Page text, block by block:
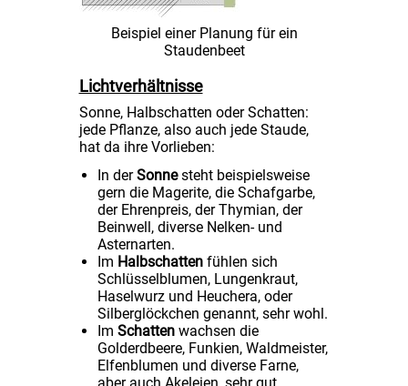
Beispiel einer Planung für ein
Staudenbeet
Lichtverhältnisse
Sonne, Halbschatten oder Schatten:
jede Pflanze, also auch jede Staude,
hat da ihre Vorlieben:
In derSonnesteht beispielsweise
gern die Magerite, die Schafgarbe,
der Ehrenpreis, der Thymian, der
Beinwell, diverse Nelken- und
Asternarten.
Im Halbschattenfühlen sich
Schlüsselblumen, Lungenkraut,
Haselwurz und Heuchera, oder
Silberglöckchen genannt, sehr wohl.
Im Schattenwachsen die
Golderdbeere, Funkien, Waldmeister,
Elfenblumen und diverse Farne,